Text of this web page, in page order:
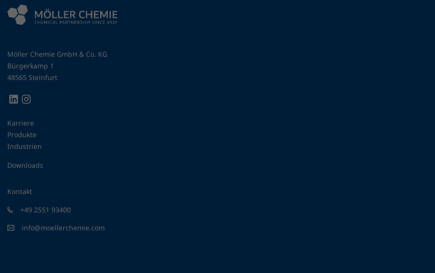
Möller Chemie GmbH & Co. KG
Bürgerkamp 1
48565 Steinfurt
Karriere
Produkte
Industrien
Downloads
Kontakt
+49 2551 93400
info@moellerchemie.com